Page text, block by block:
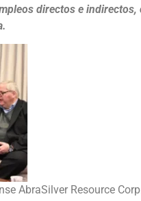
directos e indirectos,
AbraSilver Resource